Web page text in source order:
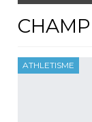
ATHLETISME